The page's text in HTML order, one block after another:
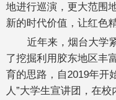
地进行巡演，更大范围
新的时代价值，让红色
近年来，烟台大学
了挖掘利用胶东地区丰
育的思路，自2019年开
人”大学生宣讲团，在